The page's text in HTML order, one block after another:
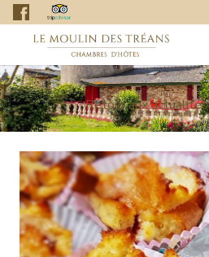
Retour aux actualités